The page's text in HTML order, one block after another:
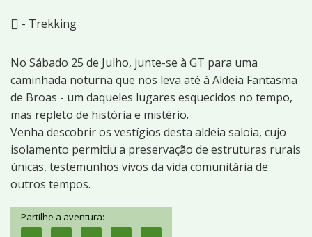
- Trekking
No Sábado 25 de Julho, junte-se à GT para uma
caminhada noturna que nos leva até à Aldeia Fantasma
de Broas - um daqueles lugares esquecidos no tempo,
mas repleto de história e mistério.
Venha descobrir os vestígios desta aldeia saloia, cujo
isolamento permitiu a preservação de estruturas rurais
únicas, testemunhos vivos da vida comunitária de
outros tempos.
Partilhe a aventura: